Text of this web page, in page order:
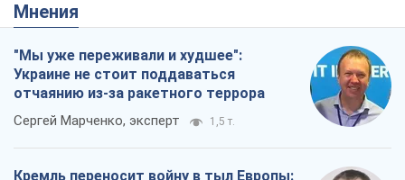
Мнения
"Мы уже переживали и худшее":
Украине не стоит поддаваться
отчаянию из-за ракетного террора
Сергей Марченко, эксперт 1,5 т.
Кремль переносит войну в тыл Европы: